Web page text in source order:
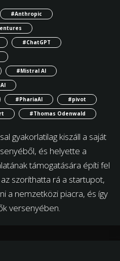
#Anthropic
#ChatGPT
#Mistral AI
#PhariaAI
#pivot
#Thomas Odenwald
gyakorlatilag kiszáll a saját
és helyette a
támogatására építi fel
szoríthatta rá a startupot,
a nemzetközi piacra, és így
versenyében.